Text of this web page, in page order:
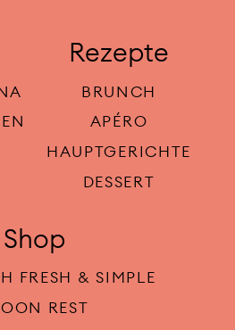
Rezepte
BRUNCH
APÉRO
HAUPTGERICHTE
DESSERT
Shop
FRESH & SIMPLE
REST